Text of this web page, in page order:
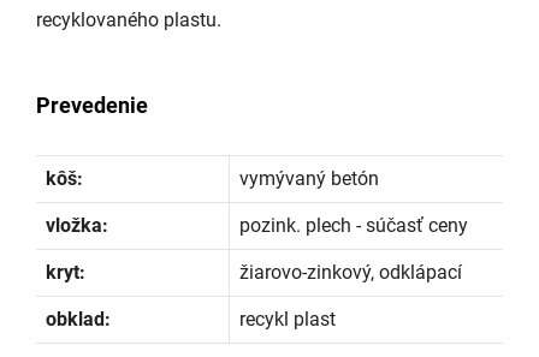
recyklovaného plastu.
Prevedenie
kôš: vymývaný betón
vložka: pozink. plech - súčasť ceny
kryt: žiarovo-zinkový, odklápací
obklad: recykl plast